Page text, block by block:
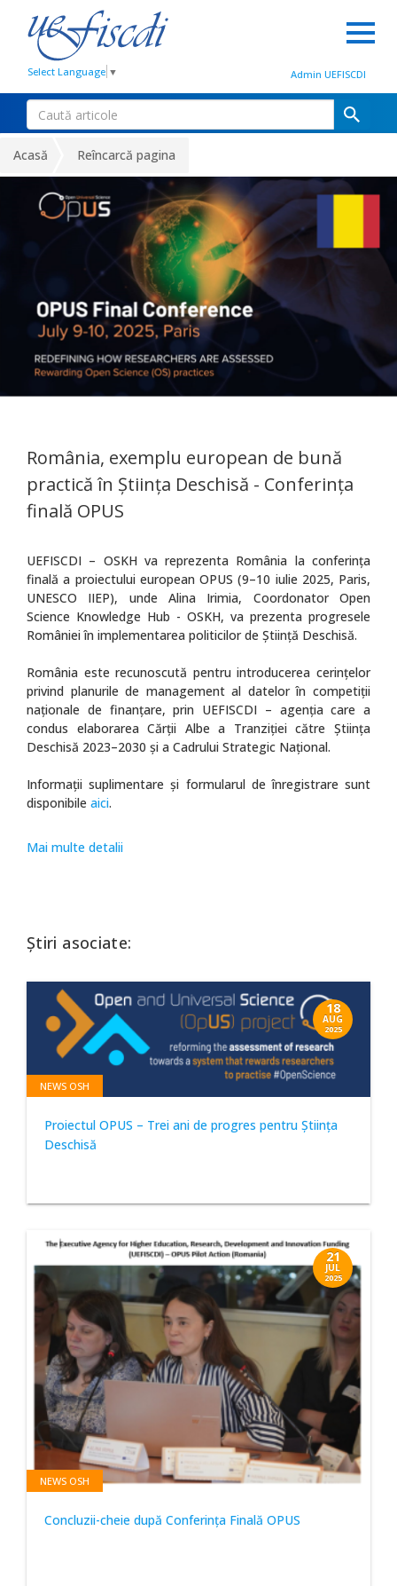
Select Language ▼ Admin UEFISCDI
Acasă Reîncarcă pagina
România, exemplu european de bună
practică în Știința Deschisă - Conferința
finală OPUS
UEFISCDI – OSKH va reprezenta România la conferința
finală a proiectului european OPUS (9–10 iulie 2025, Paris,
UNESCO IIEP), unde Alina Irimia, Coordonator Open
Science Knowledge Hub - OSKH, va prezenta progresele
României în implementarea politicilor de Știință Deschisă.
România este recunoscută pentru introducerea cerințelor
privind planurile de management al datelor în competiții
naționale de finanțare, prin UEFISCDI – agenția care a
condus elaborarea Cărții Albe a Tranziției către Știința
Deschisă 2023–2030 și a Cadrului Strategic Național.
Informații suplimentare și formularul de înregistrare sunt
disponibile aici.
Mai multe detalii
Știri asociate:
18
AUG
2025
NEWS OSH
Proiectul OPUS – Trei ani de progres pentru Știința
Deschisă
21
JUL
2025
NEWS OSH
Concluzii-cheie după Conferința Finală OPUS